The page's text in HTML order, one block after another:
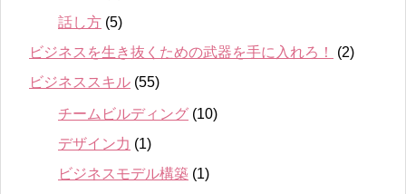
話し方 (5)
ビジネスを生き抜くための武器を手に入れろ！
(2)
ビジネススキル (55)
チームビルディング (10)
デザイン力 (1)
ビジネスモデル構築 (1)